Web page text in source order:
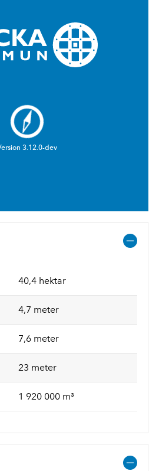
40,4 hektar
4,7 meter
7,6 meter
23 meter
1 920 000 m³